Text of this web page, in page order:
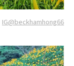
IG@beckhamhong66